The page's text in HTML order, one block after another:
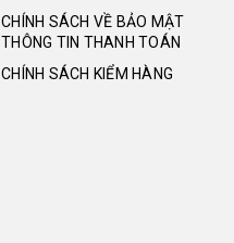
CHÍNH SÁCH VỀ BẢO MẬT
THÔNG TIN THANH TOÁN
CHÍNH SÁCH KIỂM HÀNG